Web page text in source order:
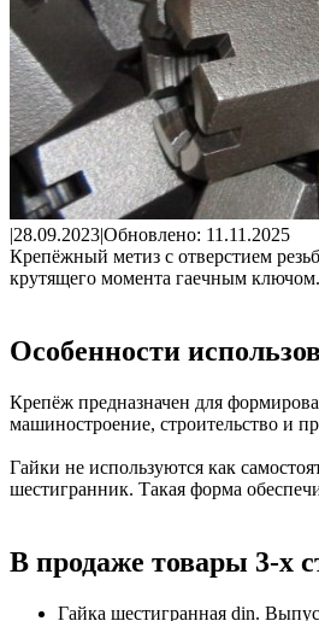
|28.09.2023|Обновлено: 11.11.2025
Крепёжный метиз с отверстием
крутящего момента гаечным ключом.
Особенности
Крепёж предназначен для
машиностроение, строительство и
Гайки не используются как
шестигранник. Такая форма
В продаже товары 3-х
Гайка шестигранная din.